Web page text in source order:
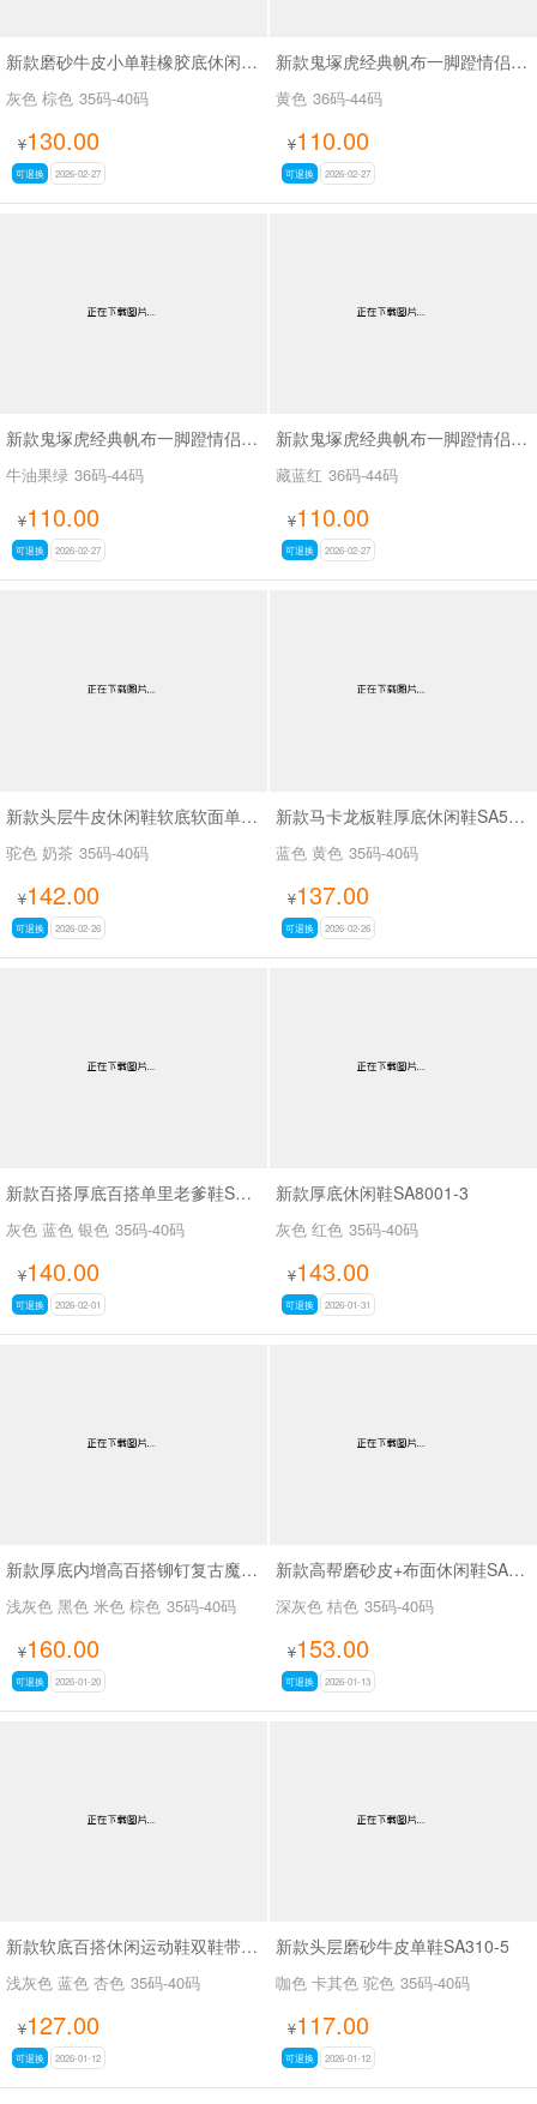
新款磨砂牛皮小单鞋橡胶底休闲鞋SA115
灰色 棕色 35码-40码
¥130.00
可退换 2026-02-27
新款鬼塚虎经典帆布一脚蹬情侣款懒人鞋SA66
黄色 36码-44码
¥110.00
可退换 2026-02-27
新款鬼塚虎经典帆布一脚蹬情侣款懒人鞋SA66
牛油果绿 36码-44码
¥110.00
可退换 2026-02-27
新款鬼塚虎经典帆布一脚蹬情侣款懒人鞋SA66
藏蓝红 36码-44码
¥110.00
可退换 2026-02-27
新款头层牛皮休闲鞋软底软面单鞋SA33015
驼色 奶茶 35码-40码
¥142.00
可退换 2026-02-26
新款马卡龙板鞋厚底休闲鞋SA5073
蓝色 黄色 35码-40码
¥137.00
可退换 2026-02-26
新款百搭厚底百搭单里老爹鞋SA6016
灰色 蓝色 银色 35码-40码
¥140.00
可退换 2026-02-01
新款厚底休闲鞋SA8001-3
灰色 红色 35码-40码
¥143.00
可退换 2026-01-31
新款厚底内增高百搭铆钉复古魔术贴高帮休闲鞋SA5309
浅灰色 黑色 米色 棕色 35码-40码
¥160.00
可退换 2026-01-20
新款高帮磨砂皮+布面休闲鞋SA8076
深灰色 桔色 35码-40码
¥153.00
可退换 2026-01-13
新款软底百搭休闲运动鞋双鞋带小白鞋SA2663
浅灰色 蓝色 杏色 35码-40码
¥127.00
可退换 2026-01-12
新款头层磨砂牛皮单鞋SA310-5
咖色 卡其色 驼色 35码-40码
¥117.00
可退换 2026-01-12